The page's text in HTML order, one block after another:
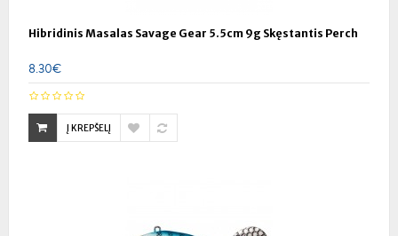
Hibridinis Masalas Savage Gear 5.5cm 9g Skęstantis Perch
8.30€
Į KREPŠELĮ